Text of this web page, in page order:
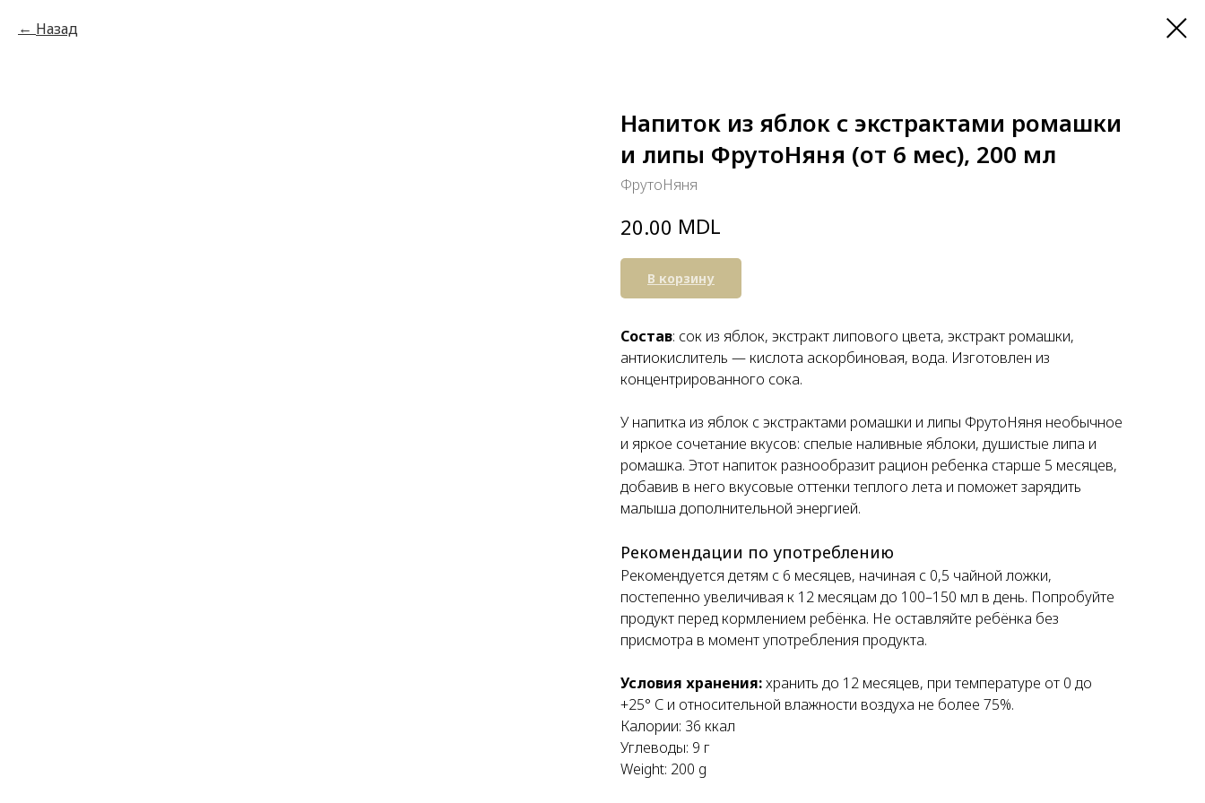
Назад
Напиток из яблок с экстрактами ромашки
и липы ФрутоНяня (от 6 мес), 200 мл
ФрутоНяня
20.00 MDL
В корзину
Состав: сок из яблок, экстракт липового цвета, экстракт ромашки,
антиокислитель — кислота аскорбиновая, вода. Изготовлен из
концентрированного сока.
У напитка из яблок с экстрактами ромашки и липы ФрутоНяня необычное
и яркое сочетание вкусов: спелые наливные яблоки, душистые липа и
ромашка. Этот напиток разнообразит рацион ребенка старше 5 месяцев,
добавив в него вкусовые оттенки теплого лета и поможет зарядить
малыша дополнительной энергией.
Рекомендации по употреблению
Рекомендуется детям с 6 месяцев, начиная с 0,5 чайной ложки,
постепенно увеличивая к 12 месяцам до 100–150 мл в день. Попробуйте
продукт перед кормлением ребёнка. Не оставляйте ребёнка без
присмотра в момент употребления продукта.
Условия хранения:хранить до 12 месяцев, при температуре от 0 до
+25° С и относительной влажности воздуха не более 75%.
Калории: 36 ккал
Углеводы: 9 г
Weight: 200 g